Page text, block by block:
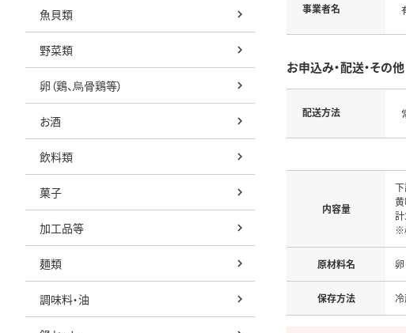
魚貝類
野菜類
卵（鶏、烏骨鶏等）
お酒
飲料類
菓子
加工品等
麺類
調味料・油
事業者名
お申込み・配送・その他
配送方法
内容量
下
計
原材料名
保存方法